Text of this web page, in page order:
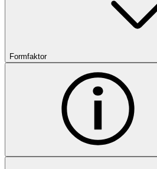
Formfaktor